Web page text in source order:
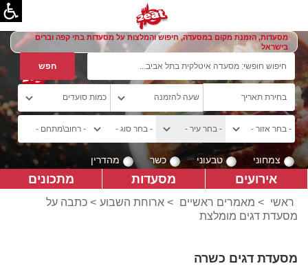
מסעדות, הזמנת מקום במסעדה, חיפוש והמלצות על מסעדות בתי קפה וברים
בישראל
צמחוני טבעוני כשר מהדרין
אירועים מסעדות מתכונים
ראשי > מאמרים ראשיים > ארוחת השבוע > כתבה על
מסעדת דגים מומלצת
מסעדת דגים כשרה